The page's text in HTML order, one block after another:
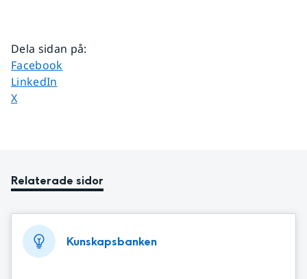
Dela sidan på:
Dela sidan på
Facebook
Dela sidan på
LinkedIn
Dela sidan på
X
Relaterade sidor
Kunskapsbanken